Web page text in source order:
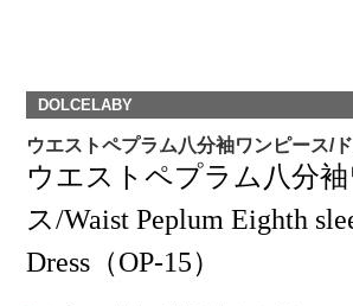
DOLCELABY
ウエストペプラム八分袖ワンピース/
ウエストペプラム八分
ス/Waist Peplum Eighth
Dress（OP-15）